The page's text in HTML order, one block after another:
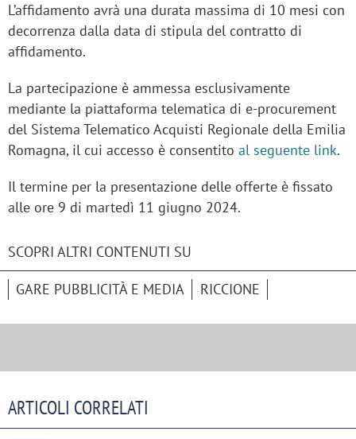
L’affidamento avrà una durata massima di 10 mesi con
decorrenza dalla data di stipula del contratto di
affidamento.
La partecipazione è ammessa esclusivamente
mediante la piattaforma telematica di e-procurement
del Sistema Telematico Acquisti Regionale della Emilia
Romagna, il cui accesso è consentito al seguente link.
Il termine per la presentazione delle offerte è fissato
alle ore 9 di martedì 11 giugno 2024.
SCOPRI ALTRI CONTENUTI SU
GARE PUBBLICITÀ E MEDIA RICCIONE
ARTICOLI CORRELATI